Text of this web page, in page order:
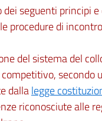
seguenti principi
procedure di
del sistema del
secondo
dallalegge
riconosciute alle